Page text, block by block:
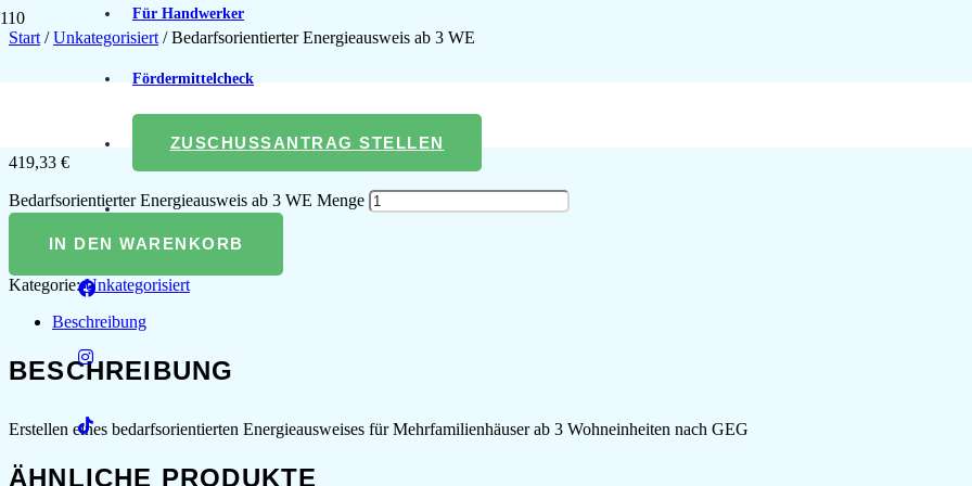
Für Handwerker
Fördermittelcheck
ZUSCHUSSANTRAG STELLEN
Start /Unkategorisiert / Bedarfsorientierter Energieausweis ab 3 WE
BEDARFSORIENTIERTER
419,33 €
Bedarfsorientierter Energieausweis ab 3 WE Menge
IN DEN WARENKORB
Kategorie:Unkategorisiert
Beschreibung
BESCHREIBUNG
Erstellen eines bedarfsorientierten Energieausweises für Mehrfamilienhäuser ab 3 Wohneinheiten nach GEG
ÄHNLICHE PRODUKTE